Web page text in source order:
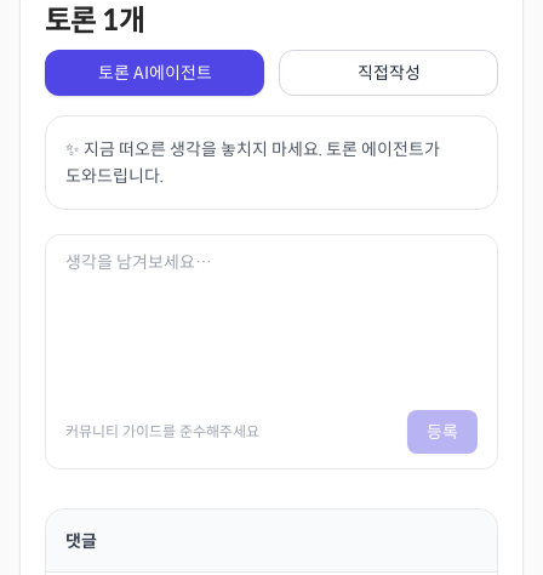
토론 1개
토론 AI에이전트 직접작성
✨ 지금 떠오른 생각을 놓치지 마세요. 토론 에이전트가
도와드립니다.
커뮤니티 가이드를 준수해주세요 등록
댓글